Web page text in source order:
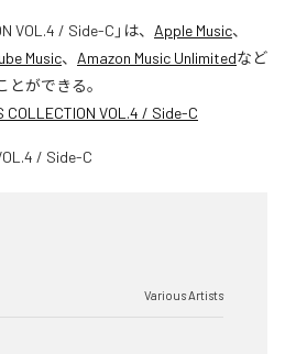
VOL.4 / Side-C 」は、 Apple Music、
Music、 Amazon Music Unlimitedなど
ができる。
COLLECTION VOL.4 / Side-C
Various Artists